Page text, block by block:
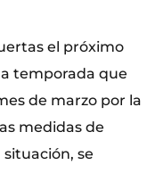
el próximo
temporada que
de marzo por la
medidas de
se